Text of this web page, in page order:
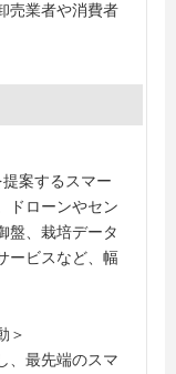
売業者や消費者
案するスマー
ドローンやセン
盤、栽培データ
ービスなど、幅
＞
、最先端のスマ